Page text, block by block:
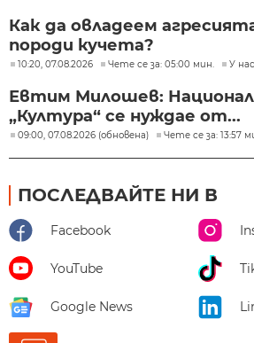
Как да овладеем
породи кучета?
10:20, 07.08.2026 Чете се за: 05:00 мин. У нас
Евтим Милошев:
„Култура“ се нуждае от...
09:00, 07.08.2026 (обновена) Чете се за: 13:57
ПОСЛЕДВАЙТЕ НИ В
Facebook
YouTube
Google News